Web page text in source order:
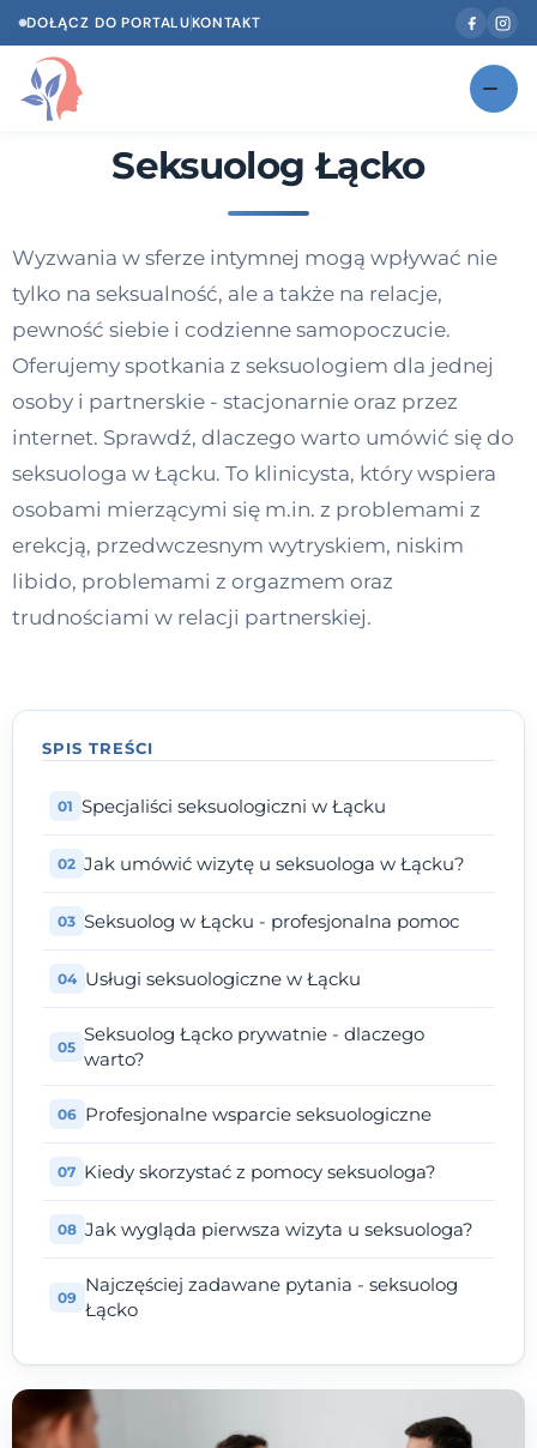
DOŁĄCZ DO PORTALUKONTAKT
Znajdź swojego specjalistę NOWOŚĆ
Według specjalizacji
Diagnozy psychologiczne
Testy psychologiczne
Dawka wiedzy
Kontakt
Seksuolog Łącko
Wyzwania w sferze intymnej mogą wpływać nie
tylko na seksualność, ale a także na relacje,
pewność siebie i codzienne samopoczucie.
Oferujemy spotkania z seksuologiem dla jednej
osoby i partnerskie - stacjonarnie oraz przez
internet. Sprawdź, dlaczego warto umówić się do
seksuologa w Łącku. To klinicysta, który wspiera
osobami mierzącymi się m.in. z problemami z
erekcją, przedwczesnym wytryskiem, niskim
libido, problemami z orgazmem oraz
trudnościami w relacji partnerskiej.
SPIS TREŚCI
Specjaliści seksuologiczni w Łącku
Jak umówić wizytę u seksuologa w Łącku?
Seksuolog w Łącku - profesjonalna pomoc
Usługi seksuologiczne w Łącku
Seksuolog Łącko prywatnie - dlaczego
warto?
Profesjonalne wsparcie seksuologiczne
Kiedy skorzystać z pomocy seksuologa?
Jak wygląda pierwsza wizyta u seksuologa?
Najczęściej zadawane pytania - seksuolog
Łącko